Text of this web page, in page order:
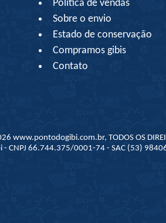
Política de vendas
Sobre o envio
Estado de conservação
Compramos gibis
Contato
www.pontodogibi.com.br, TODOS OS
- CNPJ 66.744.375/0001-74 - SAC (53)